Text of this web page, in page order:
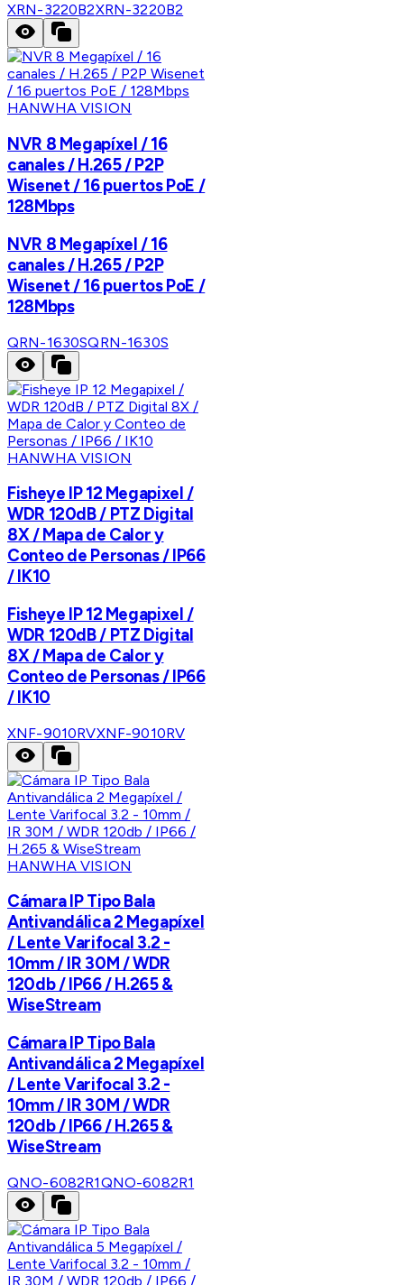
XRN-3220B2XRN-3220B2
HANWHA VISION
NVR 8 Megapíxel / 16
canales / H.265 / P2P
Wisenet / 16 puertos PoE /
128Mbps
NVR 8 Megapíxel / 16
canales / H.265 / P2P
Wisenet / 16 puertos PoE /
128Mbps
QRN-1630SQRN-1630S
HANWHA VISION
Fisheye IP 12 Megapixel /
WDR 120dB / PTZ Digital
8X / Mapa de Calor y
Conteo de Personas / IP66
/ IK10
Fisheye IP 12 Megapixel /
WDR 120dB / PTZ Digital
8X / Mapa de Calor y
Conteo de Personas / IP66
/ IK10
XNF-9010RVXNF-9010RV
HANWHA VISION
Cámara IP Tipo Bala
Antivandálica 2 Megapíxel
/ Lente Varifocal 3.2 -
10mm / IR 30M / WDR
120db / IP66 / H.265 &
WiseStream
Cámara IP Tipo Bala
Antivandálica 2 Megapíxel
/ Lente Varifocal 3.2 -
10mm / IR 30M / WDR
120db / IP66 / H.265 &
WiseStream
QNO-6082R1QNO-6082R1